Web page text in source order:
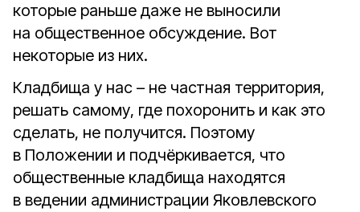
которые раньше даже не выносили
на общественное обсуждение. Вот
некоторые из них.
Кладбища у нас – не частная территория,
решать самому, где похоронить и как это
сделать, не получится. Поэтому
в Положении и подчёркивается, что
общественные кладбища находятся
в ведении администрации Яковлевского